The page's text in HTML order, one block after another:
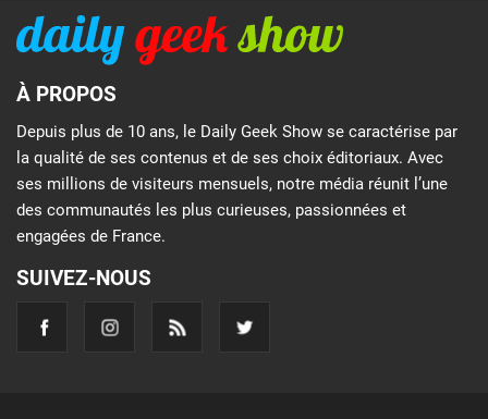
À PROPOS
Depuis plus de 10 ans, le Daily Geek Show se caractérise par
la qualité de ses contenus et de ses choix éditoriaux. Avec
ses millions de visiteurs mensuels, notre média réunit l’une
des communautés les plus curieuses, passionnées et
engagées de France.
SUIVEZ-NOUS